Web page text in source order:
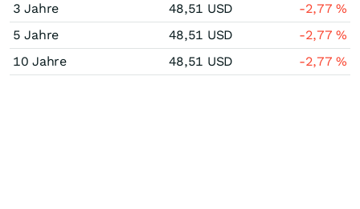
3 Jahre
48,51 USD -2,77%
5 Jahre
48,51 USD -2,77%
10 Jahre
48,51 USD -2,77%